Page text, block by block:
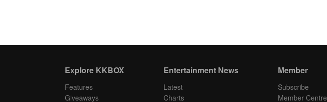
Explore KKBOX
Features
Giveaways
Entertainment News
Latest
Charts
Member
Subscribe
Member Centre